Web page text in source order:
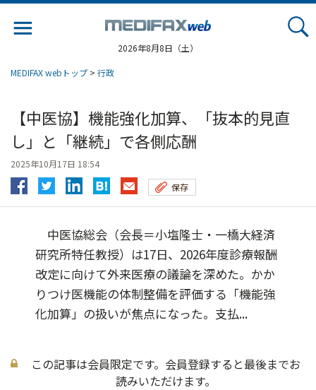
2026年8月8日（土）
MEDIFAX webトップ > 行政
【中医協】機能強化加算、「抜本的見直
し」と「継続」で各側応酬
2025年10月17日 18:54
保存
中医協総会（会長＝小塩隆士・一橋大経済
研究所特任教授）は17日、2026年度診療報酬
改定に向けて外来医療の議論を深めた。かか
りつけ医機能の体制整備を評価する「機能強
化加算」の扱いが焦点になった。支払...
この記事は会員限定です。会員登録すると最後までお
読みいただけます。